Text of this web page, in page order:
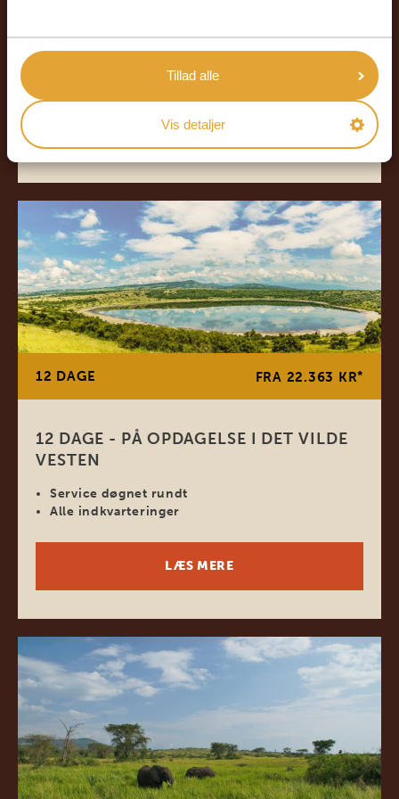
Tillad alle
Vis detaljer
Alle indkvarteringer
LÆS MERE
12 DAGE FRA 22.363 KR*
12 DAGE - PÅ OPDAGELSE I DET VILDE
VESTEN
Service døgnet rundt
Alle indkvarteringer
LÆS MERE